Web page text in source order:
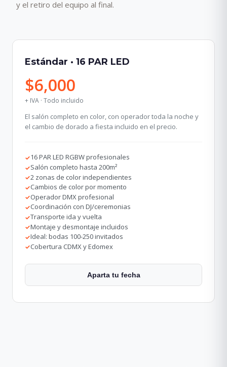
y el retiro del equipo al final.
Estándar · 16 PAR LED
$6,000
+ IVA · Todo incluido
El salón completo en color, con operador toda la noche y
el cambio de dorado a fiesta incluido en el precio.
✓16 PAR LED RGBW profesionales
✓Salón completo hasta 200m²
✓2 zonas de color independientes
✓Cambios de color por momento
✓Operador DMX profesional
✓Coordinación con DJ/ceremonias
✓Transporte ida y vuelta
✓Montaje y desmontaje incluidos
✓Ideal: bodas 100-250 invitados
✓Cobertura CDMX y Edomex
Aparta tu fecha